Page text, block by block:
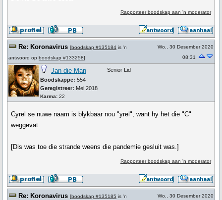
Rapporteer boodskap aan 'n moderator
Re: Koronavirus [boodskap #135184 is 'n
antwoord op boodskap #133258]
Wo., 30 Desember 2020
08:31
Jan die Man
Boodskappe: 554
Geregistreer: Mei 2018
Karma: 22
Senior Lid
Cyrel se nuwe naam is blykbaar nou "yrel", want hy het die "C"
weggevat.
[Dis was toe die strande weens die pandemie gesluit was.]
Rapporteer boodskap aan 'n moderator
Re: Koronavirus [boodskap #135185 is 'n
Wo., 30 Desember 2020